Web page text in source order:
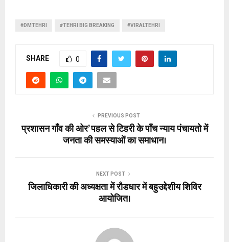
#DMTEHRI #TEHRI BIG BREAKING #VIRALTEHRI
SHARE 0
PREVIOUS POST
प्रशासन गाँव की ओर’ पहल से टिहरी के पाँच न्याय पंचायतो में
जनता की समस्याओं का समाधान।
NEXT POST
जिलाधिकारी की अध्यक्षता में रौडधार में बहुउद्देशीय शिविर
आयोजित।